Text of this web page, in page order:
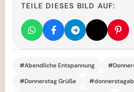
TEILE DIESES BILD AUF:
#Abendliche Entspannung
#Donnerstag Grüße